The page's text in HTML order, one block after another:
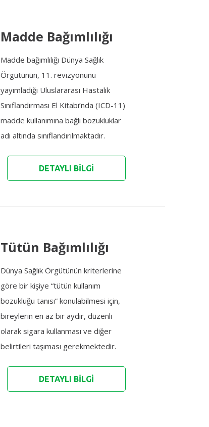
Madde Bağımlılığı
Madde bağımlılığı Dünya Sağlık
Örgütünün, 11. revizyonunu
yayımladığı Uluslararası Hastalık
Sınıflandırması El Kitabı’nda (ICD-11)
madde kullanımına bağlı bozukluklar
adı altında sınıflandırılmaktadır.
DETAYLI BİLGİ
Tütün Bağımlılığı
Dünya Sağlık Örgütünün kriterlerine
göre bir kişiye “tütün kullanım
bozukluğu tanısı” konulabilmesi için,
bireylerin en az bir aydır, düzenli
olarak sigara kullanması ve diğer
belirtileri taşıması gerekmektedir.
DETAYLI BİLGİ